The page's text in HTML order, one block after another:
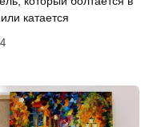
катается
4